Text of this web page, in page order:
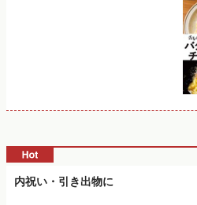
内祝い・引き出物に